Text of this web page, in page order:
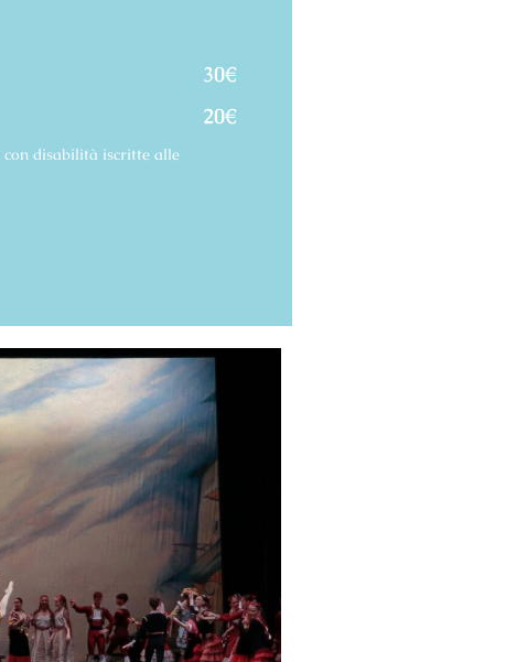
30€
20€
con disabilità iscritte alle